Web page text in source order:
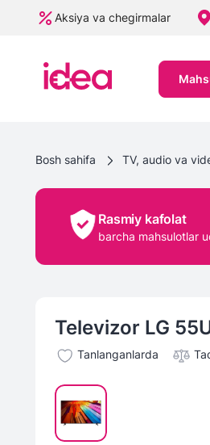
Aksiya va chegirmalar
Bosh sahifa TV, audio va
Rasmiy kafolat
barcha mahsulotlar
Televizor LG
Tanlanganlarda